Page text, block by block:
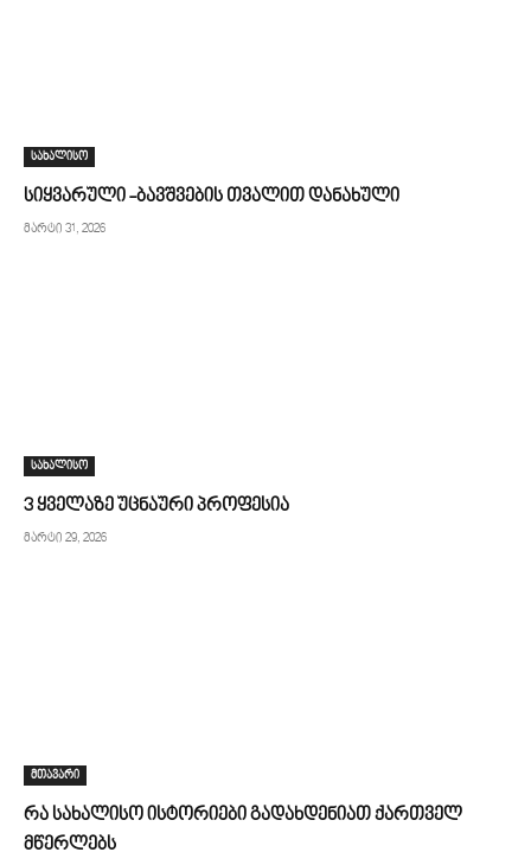
სახალისო
სიყვარული -ბავშვების თვალით დანახული
მარტი 31, 2026
სახალისო
3 ყველაზე უცნაური პროფესია
მარტი 29, 2026
მთავარი
რა სახალისო ისტორიები გადახდენიათ ქართველ
მწერლებს